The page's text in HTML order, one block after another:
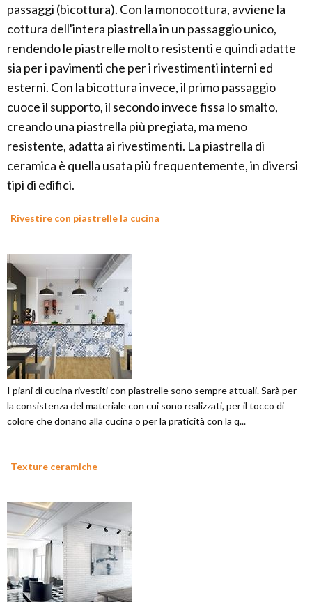
passaggi (bicottura). Con la monocottura, avviene la
cottura dell'intera piastrella in un passaggio unico,
rendendo le piastrelle molto resistenti e quindi adatte
sia per i pavimenti che per i rivestimenti interni ed
esterni. Con la bicottura invece, il primo passaggio
cuoce il supporto, il secondo invece fissa lo smalto,
creando una piastrella più pregiata, ma meno
resistente, adatta ai rivestimenti. La piastrella di
ceramica è quella usata più frequentemente, in diversi
tipi di edifici.
Rivestire con piastrelle la cucina
I piani di cucina rivestiti con piastrelle sono sempre attuali. Sarà per
la consistenza del materiale con cui sono realizzati, per il tocco di
colore che donano alla cucina o per la praticità con la q...
Texture ceramiche